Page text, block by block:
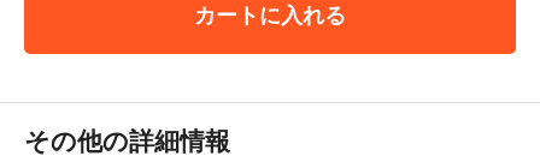
カートに入れる
その他の詳細情報